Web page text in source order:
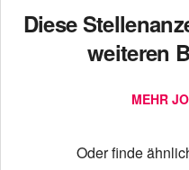
Diese
weiteren
MEHR
Oder finde